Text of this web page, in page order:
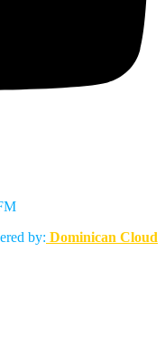
by: Dominican Cloud